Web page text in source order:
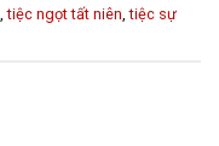
,tiệc ngọt tất niên ,tiệc sự